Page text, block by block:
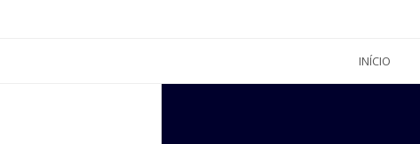
INÍCIO